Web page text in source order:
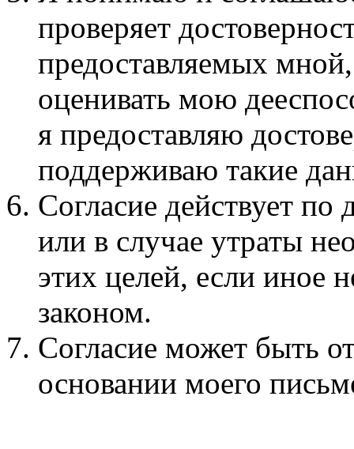
проверяет
предоставляемых
оценивать мою
я предоставляю
поддерживаю такие
Согласие действует
или в случае утраты
этих целей, если иное
законом.
Согласие может быть
основании моего